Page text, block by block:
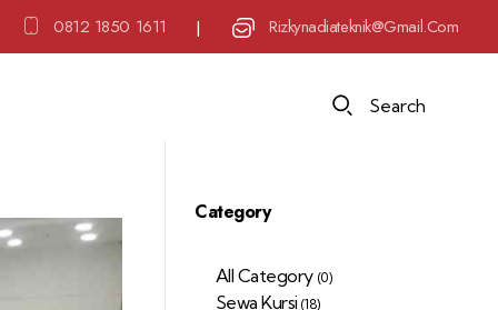
0812 1850 1611 | Rizkynadiateknik@gmail.com
Search
Category
All Category (0)
Sewa Kursi (18)